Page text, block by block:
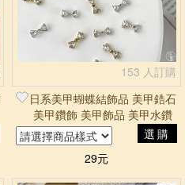
153 人訂購
日系美甲蝴蝶結飾品 美甲鋯石
美甲鑽飾 美甲飾品 美甲水鑽
飾品 美甲大鑽飾品 美甲用品
選購
29元